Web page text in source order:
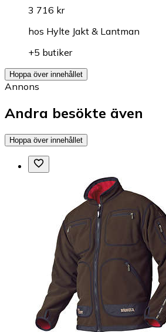
3 716 kr
hos Hylte Jakt & Lantman
+5 butiker
Hoppa över innehållet
Annons
Andra besökte även
Hoppa över innehållet